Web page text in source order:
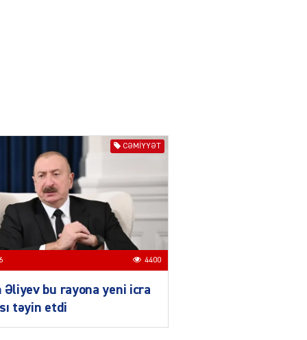
03.08.2026
Azərbaycanın Mərkəzi
Asiya ölkələri ilə
münasibətləri son illərdə
daha da genişlənir
Türk dünyası və Mərkəzi
Asiya ilə əlaqələri ildən-ilə
CƏMIYYƏT
4400
Əliyev bu rayona yeni icra
təyin etdi